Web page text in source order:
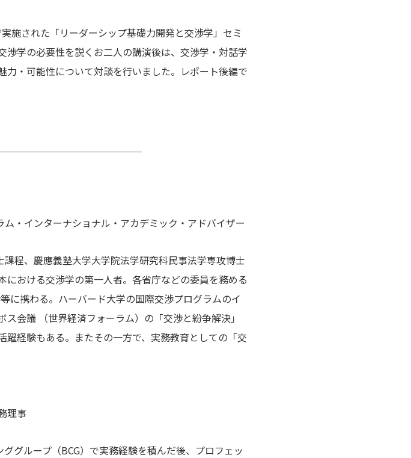
施された「リーダーシップ基礎力開発と交渉学」セミ
学の必要性を説くお二人の講演後は、交渉学・対話学
・可能性について対談を行いました。レポート後編で
・インターナショナル・アカデミック・アドバイザー
程、慶應義塾大学大学院法学研究科民事法学専攻博士
おける交渉学の第一人者。各省庁などの委員を務める
に携わる。ハーバード大学の国際交渉プログラムのイ
会議 （世界経済フォーラム）の「交渉と紛争解決」
経験もある。またその一方で、実務教育としての「交
理事
グループ（BCG）で実務経験を積んだ後、プロフェッ